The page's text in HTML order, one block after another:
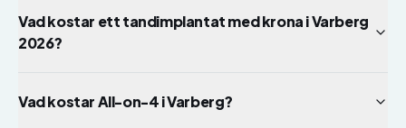
Vad kostar ett tandimplantat med krona i Varberg
2026?
Vad kostar All-on-4 i Varberg?